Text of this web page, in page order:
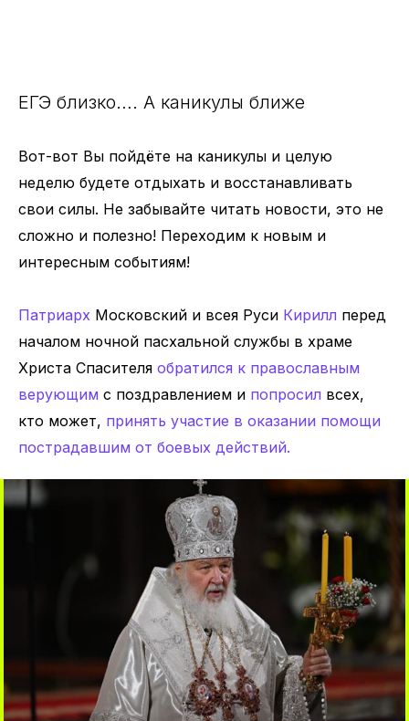
ЕГЭ близко…. А каникулы ближе
Вот-вот Вы пойдёте на каникулы и целую
неделю будете отдыхать и восстанавливать
свои силы. Не забывайте читать новости, это не
сложно и полезно! Переходим к новым и
интересным событиям!
Патриарх Московский и всея Руси Кирилл перед
началом ночной пасхальной службы в храме
Христа Спасителя обратился к православным
верующим с поздравлением и попросил всех,
кто может, принять участие в оказании помощи
пострадавшим от боевых действий.